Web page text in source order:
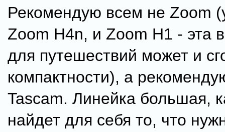
Рекомендую всем не Zoom
Zoom H4n, и Zoom H1 - эта
для путешествий может и
компактности), а
Tascam. Линейка большая,
найдет для себя то, что